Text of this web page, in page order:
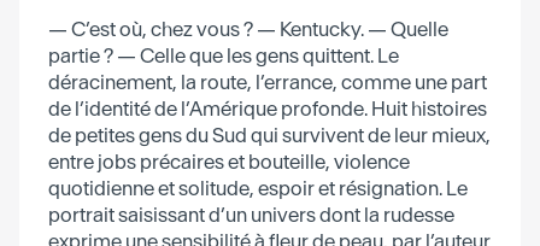
— C’est où, chez vous ? — Kentucky. — Quelle
partie ? — Celle que les gens quittent. Le
déracinement, la route, l’errance, comme une part
de l’identité de l’Amérique profonde. Huit histoires
de petites gens du Sud qui survivent de leur mieux,
entre jobs précaires et bouteille, violence
quotidienne et solitude, espoir et résignation. Le
portrait saisissant d’un univers dont la rudesse
exprime une sensibilité à fleur de peau, par l’auteur